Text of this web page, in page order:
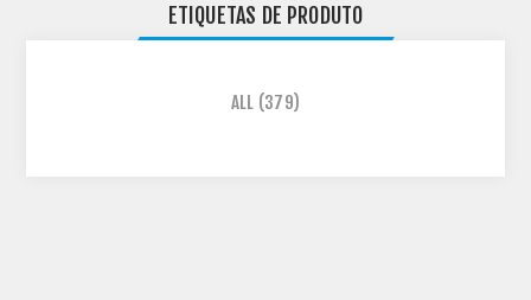
ETIQUETAS DE PRODUTO
ALL (379)